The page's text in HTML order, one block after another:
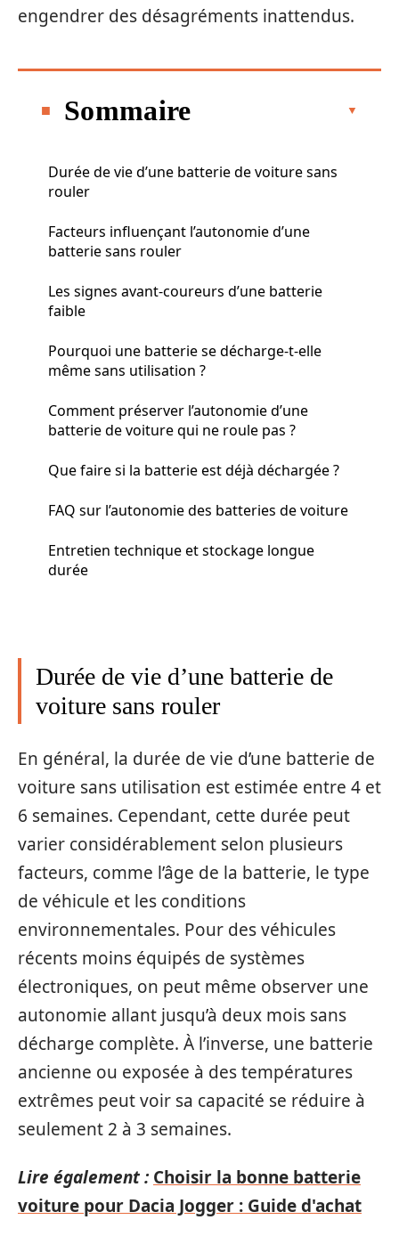
engendrer des désagréments inattendus.
Sommaire
Durée de vie d’une batterie de voiture sans
rouler
Facteurs influençant l’autonomie d’une
batterie sans rouler
Les signes avant-coureurs d’une batterie
faible
Pourquoi une batterie se décharge-t-elle
même sans utilisation ?
Comment préserver l’autonomie d’une
batterie de voiture qui ne roule pas ?
Que faire si la batterie est déjà déchargée ?
FAQ sur l’autonomie des batteries de voiture
Entretien technique et stockage longue
durée
Durée de vie d’une batterie de
voiture sans rouler
En général, la durée de vie d’une batterie de
voiture sans utilisation est estimée entre 4 et
6 semaines. Cependant, cette durée peut
varier considérablement selon plusieurs
facteurs, comme l’âge de la batterie, le type
de véhicule et les conditions
environnementales. Pour des véhicules
récents moins équipés de systèmes
électroniques, on peut même observer une
autonomie allant jusqu’à deux mois sans
décharge complète. À l’inverse, une batterie
ancienne ou exposée à des températures
extrêmes peut voir sa capacité se réduire à
seulement 2 à 3 semaines.
Lire également : Choisir la bonne batterie
voiture pour Dacia Jogger : Guide d'achat